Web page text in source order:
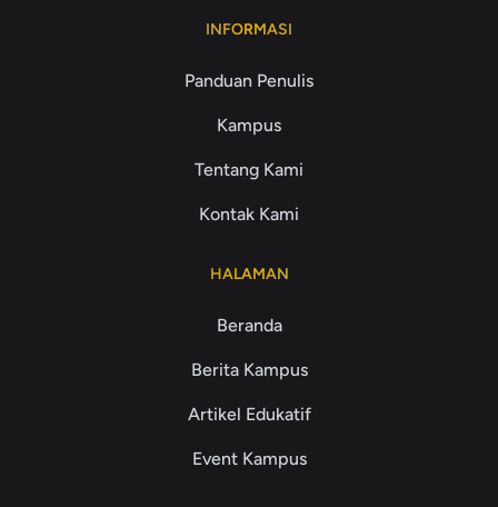
INFORMASI
Panduan Penulis
Kampus
Tentang Kami
Kontak Kami
HALAMAN
Beranda
Berita Kampus
Artikel Edukatif
Event Kampus